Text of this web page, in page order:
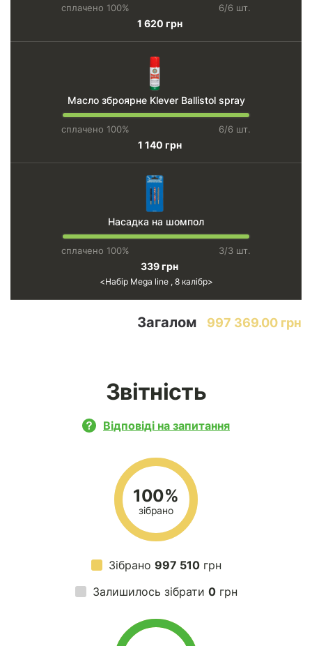
сплачено 100% 6/6 шт.
1 620 грн
Масло зброярне Klever Ballistol spray
сплачено 100% 6/6 шт.
1 140 грн
Насадка на шомпол
сплачено 100% 3/3 шт.
339 грн
Набір Mega line , 8 калібр
Загалом 997 369.00 грн
Звітність
Відповіді на запитання
100%
зібрано
Зібрано 997 510грн
Залишилось зібрати 0грн